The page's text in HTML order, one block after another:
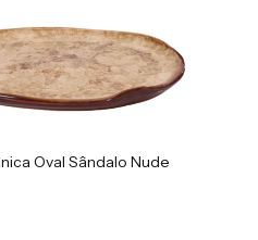
Oval Sândalo Nude